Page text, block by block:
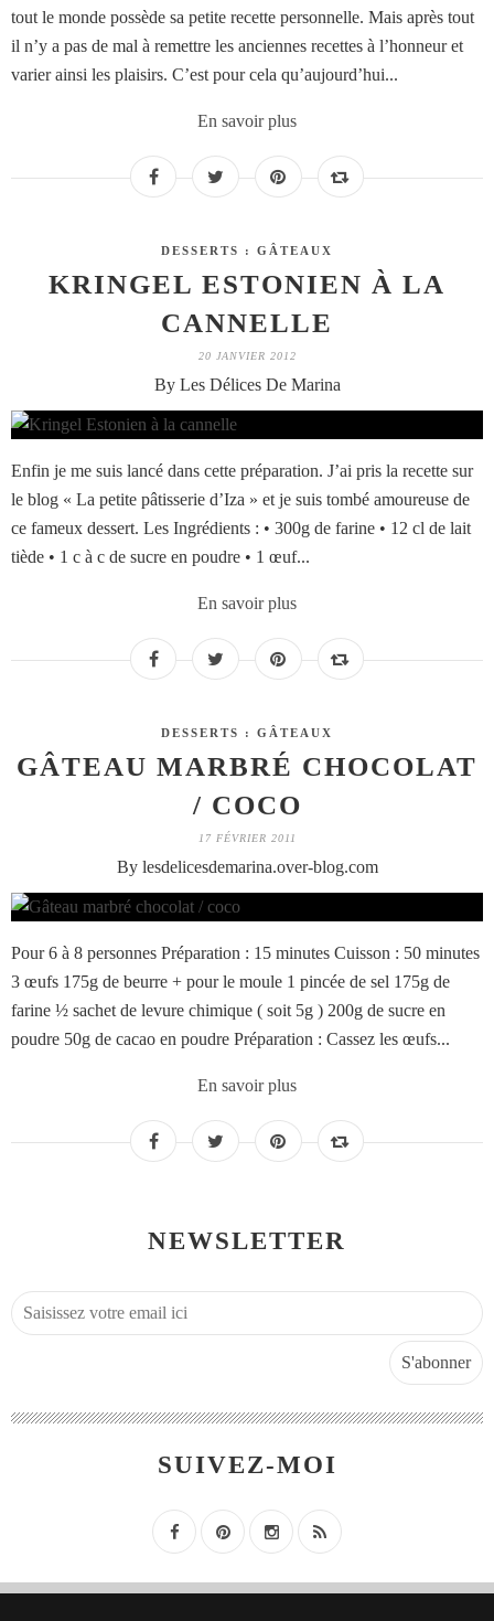
tout le monde possède sa petite recette personnelle. Mais après tout
il n’y a pas de mal à remettre les anciennes recettes à l’honneur et
varier ainsi les plaisirs. C’est pour cela qu’aujourd’hui...
En savoir plus
DESSERTS : GÂTEAUX
KRINGEL ESTONIEN À LA
CANNELLE
20 JANVIER 2012
By Les Délices De Marina
Enfin je me suis lancé dans cette préparation. J’ai pris la recette sur
le blog « La petite pâtisserie d’Iza » et je suis tombé amoureuse de
ce fameux dessert. Les Ingrédients : • 300g de farine • 12 cl de lait
tiède • 1 c à c de sucre en poudre • 1 œuf...
En savoir plus
DESSERTS : GÂTEAUX
GÂTEAU MARBRÉ CHOCOLAT
/ COCO
17 FÉVRIER 2011
By lesdelicesdemarina.over-blog.com
Pour 6 à 8 personnes Préparation : 15 minutes Cuisson : 50 minutes
3 œufs 175g de beurre + pour le moule 1 pincée de sel 175g de
farine ½ sachet de levure chimique ( soit 5g ) 200g de sucre en
poudre 50g de cacao en poudre Préparation : Cassez les œufs...
En savoir plus
NEWSLETTER
SUIVEZ-MOI